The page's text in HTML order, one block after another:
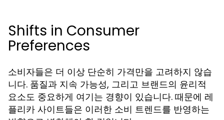
Shifts in Consumer
Preferences
소비자들은 더 이상 단순히 가격만을 고려하지 않습
니다. 품질과 지속 가능성, 그리고 브랜드의 윤리적
요소도 중요하게 여기는 경향이 있습니다. 때문에 레
플리카 사이트들은 이러한 소비 트렌드를 반영하는